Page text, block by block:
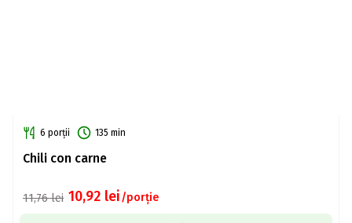
6 porții 135 min
Chili con carne
11,76lei 10,92 lei/porție